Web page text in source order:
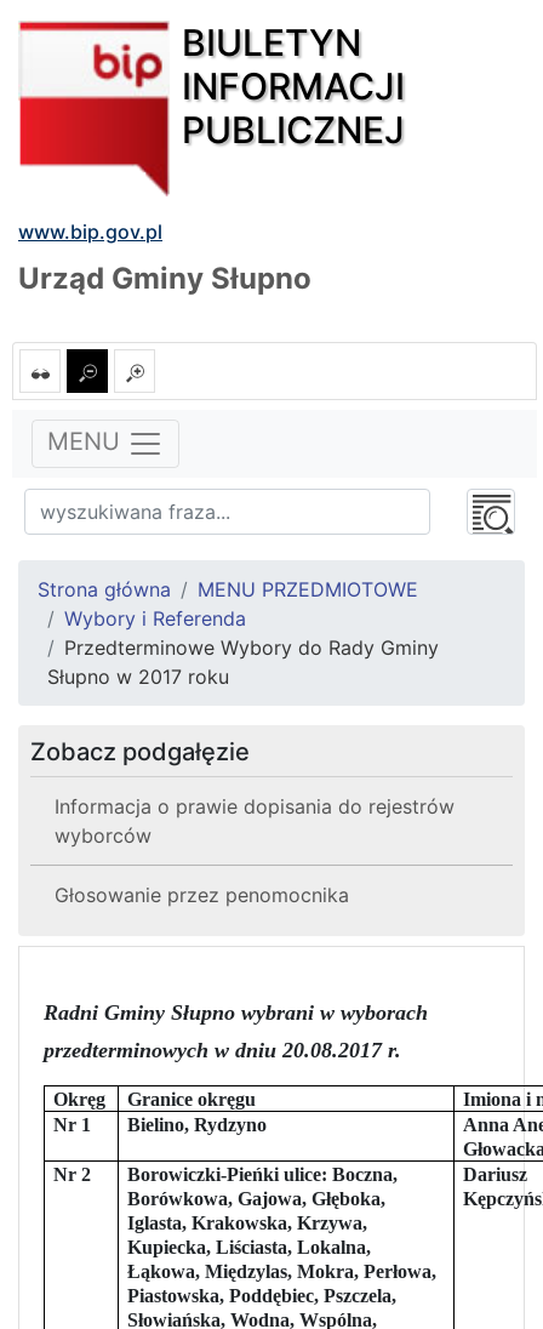
BIULETYN
INFORMACJI
PUBLICZNEJ
www.bip.gov.pl
Urząd Gminy Słupno
MENU
Strona główna
MENU PRZEDMIOTOWE
Wybory i Referenda
Przedterminowe Wybory do Rady Gminy
Słupno w 2017 roku
Zobacz podgałęzie
Informacja o prawie dopisania do rejestrów
wyborców
Głosowanie przez penomocnika
Radni Gminy Słupno wybrani w wyborach
przedterminowych w dniu 20.08.2017 r.
Okręg Granice okręgu
Imiona i
Nr 1
Bielino, Rydzyno
Anna
Nr 2
Borowiczki-Pieńki ulice: Boczna,
Borówkowa, Gajowa, Głęboka,
Iglasta, Krakowska, Krzywa,
Kupiecka, Liściasta, Lokalna,
Łąkowa, Międzylas, Mokra, Perłowa,
Piastowska, Poddębiec, Pszczela,
Słowiańska, Wodna, Wspólna,
Dariusz